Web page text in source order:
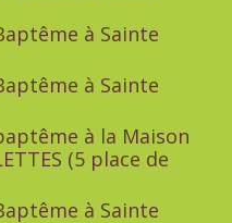
à Sainte
à Sainte
à la Maison
(5 place de
à Sainte